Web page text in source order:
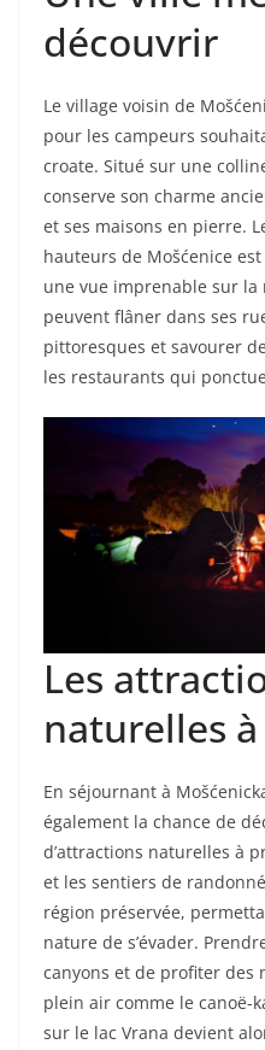
découvrir
Le village voisin de
pour les campeurs
croate. Situé sur une
conserve son charme
et ses maisons en pierre.
hauteurs de Mošćenice
une vue imprenable sur
peuvent flâner dans ses
pittoresques et savourer
les restaurants qui
Les
naturelles
En séjournant à
également la chance de
d’attractions naturelles à
et les sentiers de
région préservée,
nature de s’évader.
canyons et de profiter des
plein air comme le canoë-
sur le lac Vrana devient